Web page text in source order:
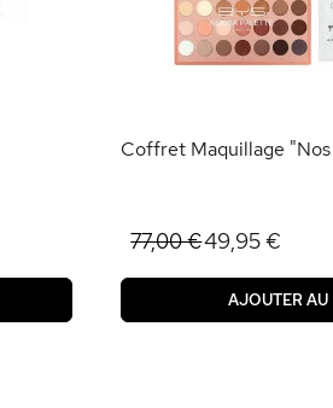
Coffret Maquillage
77,00 €49,95 €
AJOUTER AU